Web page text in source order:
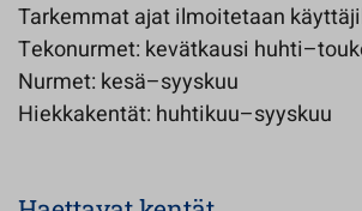
Tarkemmat ajat ilmoitetaan
Tekonurmet: kevätkausi
Nurmet: kesä–syyskuu
Hiekkakentät: huhtikuu–syyskuu